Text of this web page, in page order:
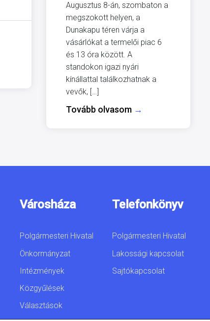
Augusztus 8-án, szombaton a
megszokott helyen, a
Dunakapu téren várja a
vásárlókat a termelői piac 6
és 13 óra között. A
standokon igazi nyári
kínállattal találkozhatnak a
vevők, […]
Tovább olvasom →
Városháza
Polgármesteri Hivatal
Önkormányzat
Intézmények
Közgyűlések
Választások
Telefonkönyv
Polgármesteri Hivatal
Lakossági kapcsolat
Sajtókapcsolat